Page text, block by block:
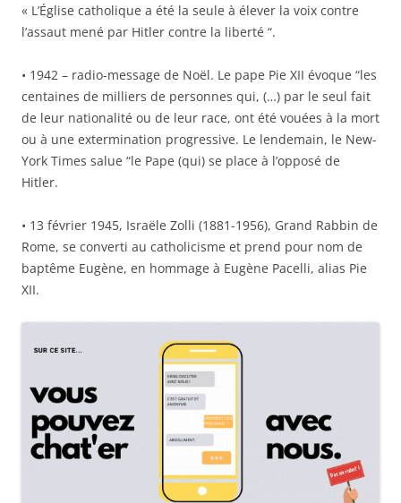
« L’Église catholique a été la seule à élever la voix contre
l’assaut mené par Hitler contre la liberté “.
• 1942 – radio-message de Noël. Le pape Pie XII évoque “les
centaines de milliers de personnes qui, (…) par le seul fait
de leur nationalité ou de leur race, ont été vouées à la mort
ou à une extermination progressive. Le lendemain, le New-
York Times salue “le Pape (qui) se place à l’opposé de
Hitler.
• 13 février 1945, Israële Zolli (1881-1956), Grand Rabbin de
Rome, se converti au catholicisme et prend pour nom de
baptême Eugène, en hommage à Eugène Pacelli, alias Pie
XII.